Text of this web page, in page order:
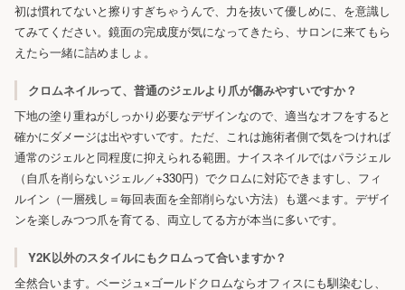
初は慣れてないと擦りすぎちゃうんで、力を抜いて優しめに、を意識し
てみてください。鏡面の完成度が気になってきたら、サロンに来てもら
えたら一緒に詰めましょ。
クロムネイルって、普通のジェルより爪が傷みやすいですか？
下地の塗り重ねがしっかり必要なデザインなので、適当なオフをすると
確かにダメージは出やすいです。ただ、これは施術者側で気をつければ
通常のジェルと同程度に抑えられる範囲。ナイスネイルではパラジェル
（自爪を削らないジェル／+330円）でクロムに対応できますし、フィ
ルイン（一層残し＝毎回表面を全部削らない方法）も選べます。デザイ
ンを楽しみつつ爪を育てる、両立してる方が本当に多いです。
Y2K以外のスタイルにもクロムって合いますか？
全然合います。ベージュ×ゴールドクロムならオフィスにも馴染むし、